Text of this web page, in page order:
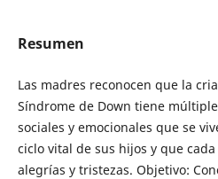
Resumen
Las madres reconocen que la
Síndrome de Down tiene
sociales y emocionales que se
ciclo vital de sus hijos y que
alegrías y tristezas. Objetivo: